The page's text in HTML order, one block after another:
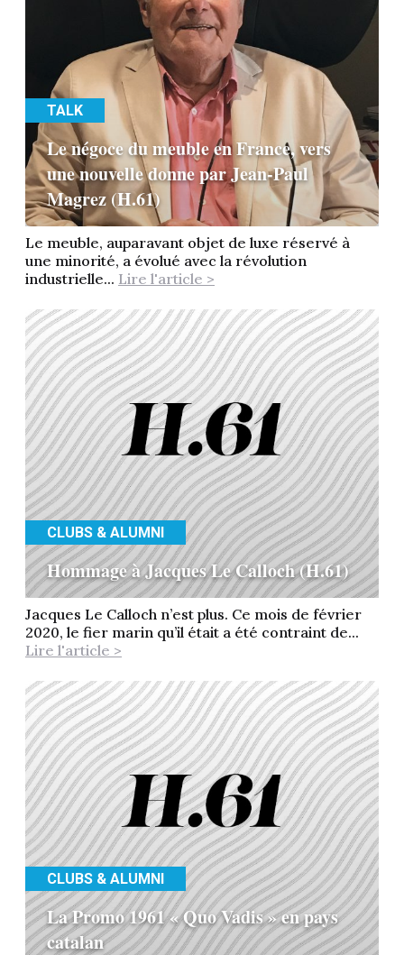
TALK
Le négoce du meuble en France, vers
une nouvelle donne par Jean-Paul
Magrez (H.61)
Le meuble, auparavant objet de luxe réservé à
une minorité, a évolué avec la révolution
industrielle... Lire l'article >
CLUBS & ALUMNI
Hommage à Jacques Le Calloch (H.61)
Jacques Le Calloch n’est plus. Ce mois de février
2020, le fier marin qu’il était a été contraint de...
Lire l'article >
CLUBS & ALUMNI
La Promo 1961 « Quo Vadis » en pays
catalan